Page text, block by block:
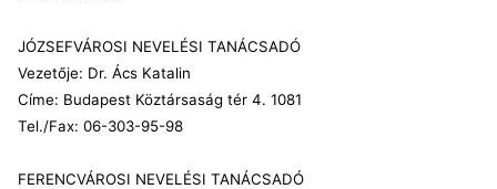
JÓZSEFVÁROSI NEVELÉSI TANÁCSADÓ
Vezetője: Dr. Ács Katalin
Címe: Budapest Köztársaság tér 4. 1081
Tel./Fax: 06-303-95-98
FERENCVÁROSI NEVELÉSI TANÁCSADÓ